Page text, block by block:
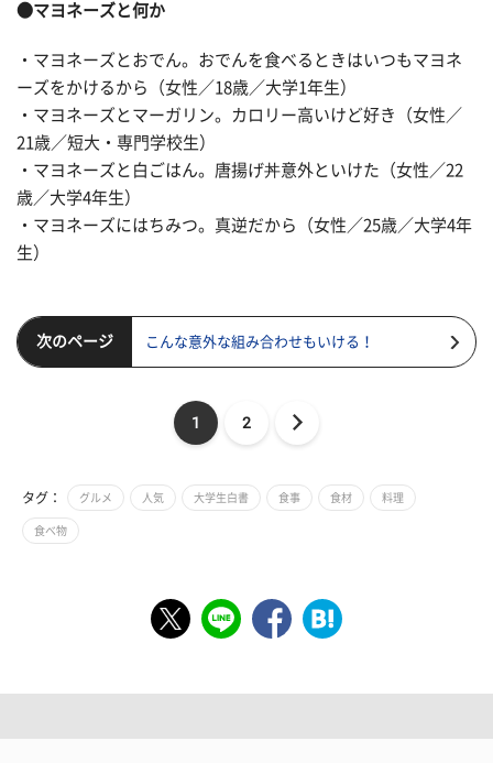
●マヨネーズと何か
・マヨネーズとおでん。おでんを食べるときはいつもマヨネ
ーズをかけるから（女性／18歳／大学1年生）
・マヨネーズとマーガリン。カロリー高いけど好き（女性／
21歳／短大・専門学校生）
・マヨネーズと白ごはん。唐揚げ丼意外といけた（女性／22
歳／大学4年生）
・マヨネーズにはちみつ。真逆だから（女性／25歳／大学4年
生）
次のページ こんな意外な組み合わせもいける！
1 2
タグ： グルメ 人気 大学生白書 食事 食材 料理
食べ物